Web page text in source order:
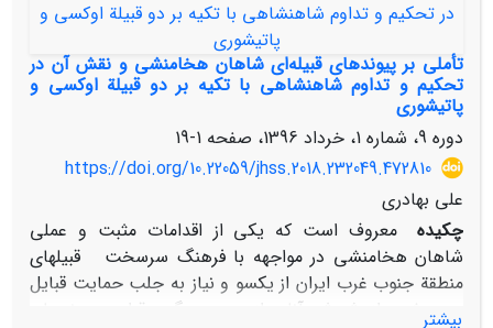
محدودۀ جغرافیایی استان اصفهان است؛ نویافته­های باستان­
شناختی جدید انجام­شده در شهرسبا
(ریگ­سرای ورزنه)،عسگراندراستاناصفهان
و نیز شهرستان اردل در استان چهارمحال­وبختیاری، وجود
محوطه­های ایلامیرا
نشانداد.دراینمقاله،با
تحلیلوتلفیقداده­هایباستان­شناسی
و مطالعۀ کتیبه­های میانرودانی، به مکان­گزینی
محدودۀ جغرافیایی زَبشَلی پرداخته شده و محدودۀ
حغرافیایی آن پیشنهاد شده است
تأملی بر پیوندهای قبیله‌ای شاهان هخامنشی و نقش آن در
تحکیم و تداوم شاهنشاهی با تکیه ‌بر دو قبیلة اوکسی و
پاتیشوری
دوره 9، شماره 1، خرداد 1396، صفحه
1-19
https://doi.org/10.22059/jhss.2018.232049.472810
علی بهادری
چکیده
معروف است که یکی از اقدامات مثبت و عملی
شاهان هخامنشی در مواجهه با فرهنگ سرسخت قبیله­ای
منطقة جنوب غرب ایران از یک­سو و نیاز به جلب حمایت قبایل
و وحشت از شورش آنان از سوی دیگر برقراری پیوندهای
بیشتر